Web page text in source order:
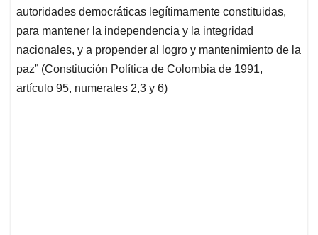
autoridades democráticas legítimamente constituidas,
para mantener la independencia y la integridad
nacionales, y a propender al logro y mantenimiento de la
paz” (Constitución Política de Colombia de 1991,
artículo 95, numerales 2,3 y 6)